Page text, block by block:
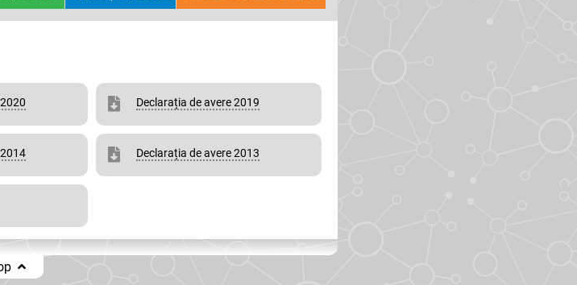
Declarația de avere 2019
Declarația de avere 2013